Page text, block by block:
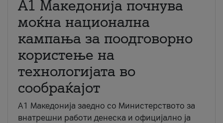
A1 Македонија почнува
моќна национална
кампања за поодговорно
користење на
технологијата во
сообраќајот
A1 Македонија заедно со Министерството за
внатрешни работи денеска и официјално ја